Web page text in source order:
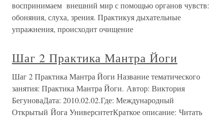
воспринимаем внешний мир с помощью органов чувств:
обоняния, слуха, зрения. Практикуя дыхательные
упражнения, происходит очищение
Шаг 2 Практика Мантра Йоги
Шаг 2 Практика Мантра Йоги Название тематического
занятия: Практика Мантра Йоги. Автор: Виктория
БегуноваДата: 2010.02.02.Где: Международный
Открытый Йога УниверситетКраткое описание: Читать